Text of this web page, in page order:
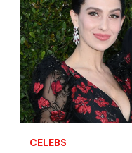
CELEBS